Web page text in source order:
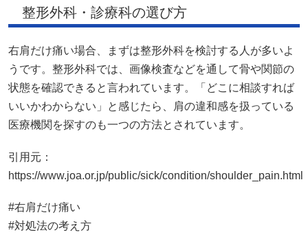
整形外科・診療科の選び方
右肩だけ痛い場合、まずは整形外科を検討する人が多いよ
うです。整形外科では、画像検査などを通して骨や関節の
状態を確認できると言われています。「どこに相談すれば
いいかわからない」と感じたら、肩の違和感を扱っている
医療機関を探すのも一つの方法とされています。
引用元：
https://www.joa.or.jp/public/sick/condition/shoulder_pain.html
#右肩だけ痛い
#対処法の考え方